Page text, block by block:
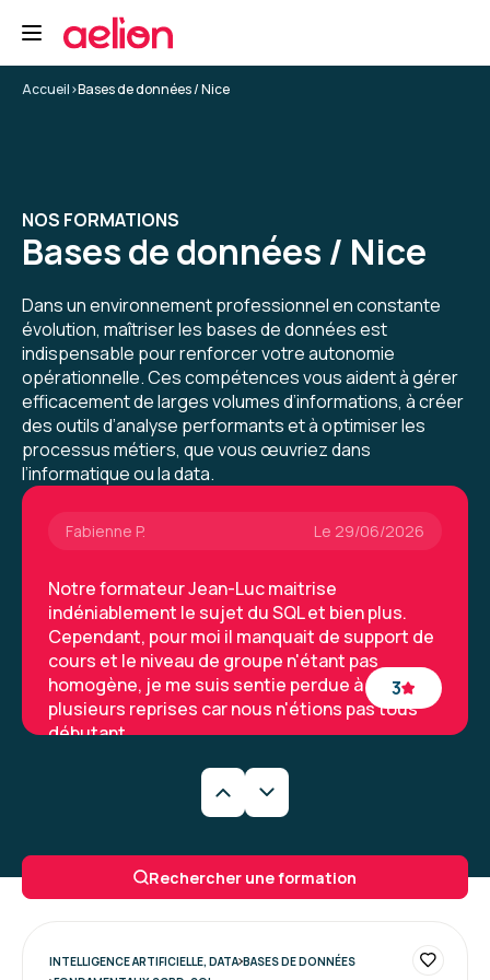
Accueil>Bases de données / Nice
NOS FORMATIONS
Bases de données / Nice
Dans un environnement professionnel en constante
évolution, maîtriser les bases de données est
indispensable pour renforcer votre autonomie
opérationnelle. Ces compétences vous aident à gérer
efficacement de larges volumes d’informations, à créer
des outils d’analyse performants et à optimiser les
processus métiers, que vous œuvriez dans
l’informatique ou la data.
Bonne formation. J'ai appris beaucoup de
choses
Claire D. Le
5
Le contenu de la formation correspond à mes
attentes, les supports sont clairs, le formateur
fournit des explications précises et s'attarde
sur les points plus complexes ou
d'incompréhension et s'assure que tous les
sujets sont compris avant de passer à la suite.
Les exercices sont très bien et permettent de
mettre en oeuvre les notions présentées
Formation : SQL : Les fondamentaux
Fabienne P. Le 29/06/2026
3
Notre formateur Jean-Luc maitrise
indéniablement le sujet du SQL et bien plus.
Cependant, pour moi il manquait de support de
cours et le niveau de groupe n'étant pas
homogène, je me suis sentie perdue à
plusieurs reprises car nous n'étions pas tous
débutant.
Formation : SQL : Les fondamentaux
Très bonne formation pour acquérir les bases
du langage SQL et comprendre le
apprentissage efficace par la pratique et les
Rechercher une formation
INTELLIGENCE ARTIFICIELLE, DATA BASES DE DONNÉES